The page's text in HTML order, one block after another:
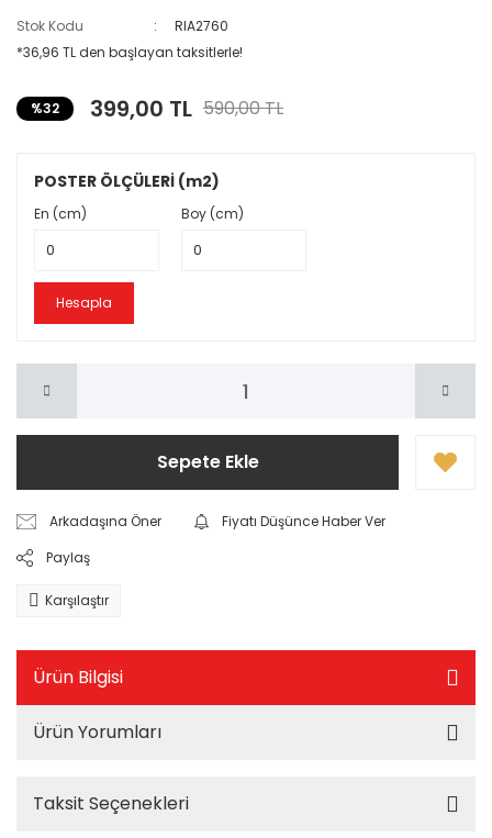
Stok Kodu
RIA2760
*36,96 TL den başlayan taksitlerle!
%32 399,00 TL 590,00 TL
POSTER ÖLÇÜLERİ (m2)
En (cm) Boy (cm)
Hesapla
Sepete Ekle
Arkadaşına Öner
Fiyatı Düşünce Haber Ver
Paylaş
Karşılaştır
Ürün Bilgisi
Ürün Yorumları
Taksit Seçenekleri